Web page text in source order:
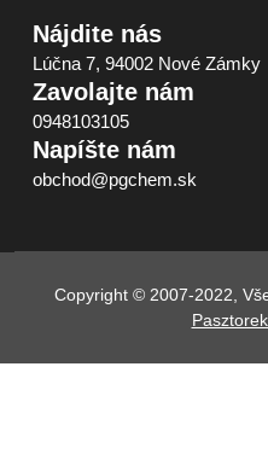
Nájdite nás
Lúčna 7, 94002 Nové Zámky
Zavolajte nám
0948103105
Napíšte nám
obchod@pgchem.sk
Copyright © 2007-2022,